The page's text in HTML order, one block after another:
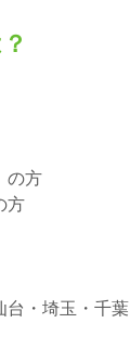
の方
方
・埼玉・千